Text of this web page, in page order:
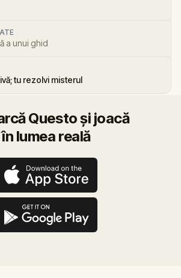
a unui ghid
tu rezolvi misterul
Questo și joacă
în lumea reală